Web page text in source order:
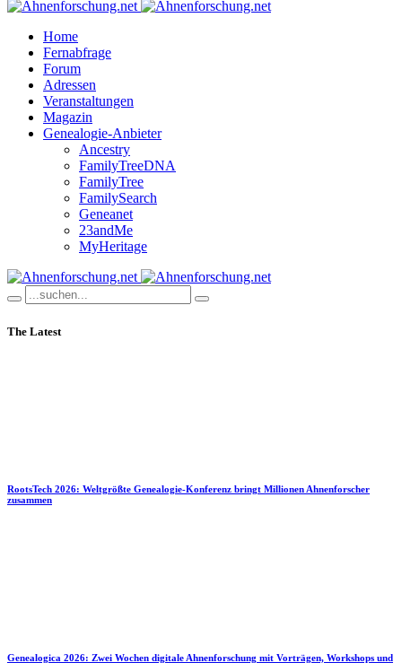
Home
Fernabfrage
Forum
Adressen
Veranstaltungen
Magazin
Genealogie-Anbieter
Ancestry
FamilyTreeDNA
FamilyTree
FamilySearch
Geneanet
23andMe
MyHeritage
The Latest
RootsTech 2026: Weltgrößte Genealogie-Konferenz bringt Millionen Ahnenforscher
zusammen
Genealogica 2026: Zwei Wochen digitale Ahnenforschung mit Vorträgen, Workshops und